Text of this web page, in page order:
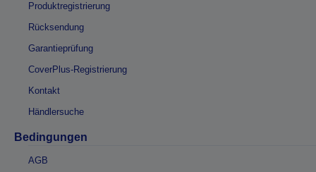
Produktregistrierung
Rücksendung
Garantieprüfung
CoverPlus-Registrierung
Kontakt
Händlersuche
Bedingungen
AGB